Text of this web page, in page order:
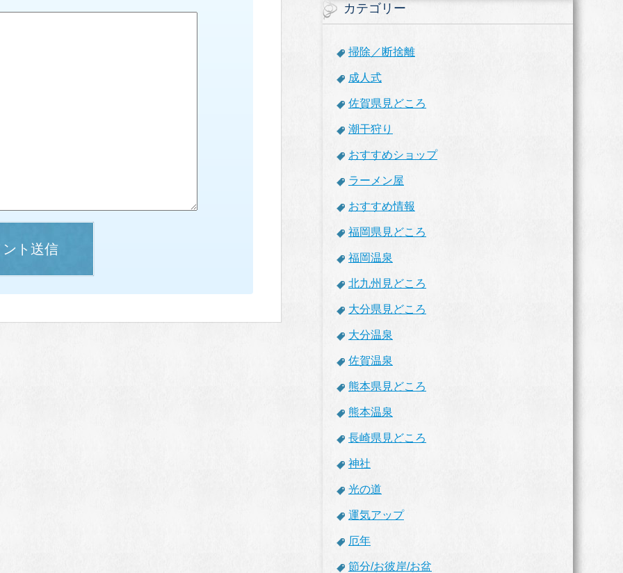
ト送信
カテゴリー
掃除／断捨離
成人式
佐賀県見どころ
潮干狩り
おすすめショップ
ラーメン屋
おすすめ情報
福岡県見どころ
福岡温泉
北九州見どころ
大分県見どころ
大分温泉
佐賀温泉
熊本県見どころ
熊本温泉
長崎県見どころ
神社
光の道
運気アップ
厄年
節分/お彼岸/お盆